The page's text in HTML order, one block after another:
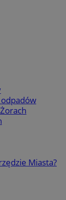
Miasta?